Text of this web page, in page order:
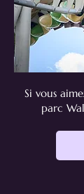
Si vous
parc